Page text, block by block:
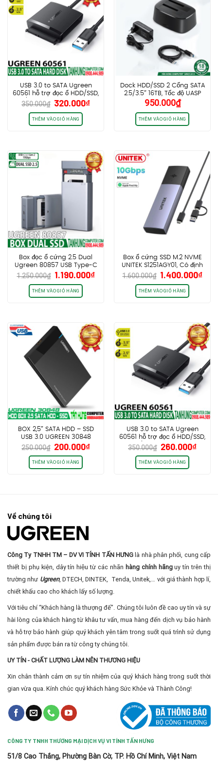
USB 3.0 to SATA Ugreen
60561 hỗ trợ đọc ổ HDD/SSD,
2.5”/3.5” – Kèm nguồn Sony
350.000₫ Giá
gốc
là:
350.000₫.
320.000₫Giá
THÊM VÀO GIỎ HÀNG
Dock HDD/SSD 2 Cổng SATA
2.5/3.5″ 16TB, Tốc độ UASP
6Gbps Ugreen 50857 –
950.000₫
THÊM VÀO GIỎ HÀNG
Box đọc ổ cứng 2.5 Dual
Ugreen 80857 USB Type-C
3.1 Gen 2, dung lượng SSD
2x 6TB.
1.250.000₫ Giá
gốc
là:
1.250.000₫.
1.190.000₫Giá
THÊM VÀO GIỎ HÀNG
Box ổ cứng SSD M.2 NVME
UNITEK S1251AGY01, Có định
vị toàn cầu Apple Fine My
1.600.000₫ Giá
gốc
là:
1.600.000₫.
1.400.000₫Giá
THÊM VÀO GIỎ HÀNG
BOX 2,5″ SATA HDD – SSD
USB 3.0 UGREEN 30848
250.000₫ Giá
gốc
là:
250.000₫.
200.000₫Giá
THÊM VÀO GIỎ HÀNG
USB 3.0 to SATA Ugreen
60561 hỗ trợ đọc ổ HDD/SSD,
2.5”/3.5” – Không kèm
nguồn
350.000₫ Giá
gốc
là:
350.000₫.
260.000₫Giá
THÊM VÀO GIỎ HÀNG
Về chúng tôi
Công Ty TNHH TM – DV VI TÍNH TẤN HƯNG là nhà phân phối, cung cấp
thiết bị phụ kiện, dây tín hiệu từ các nhãn hàng chính hãnguy tín trên thị
trường như Ugreen, DTECH, DINTEK, Tenda, Unitek,… với giá thành hợp lí,
chiết khấu cao cho khách lấy số lượng.
Với tiêu chí “Khách hàng là thượng đế”. Chúng tôi luôn đề cao uy tín và sự
hài lòng của khách hàng từ khâu tư vấn, mua hàng đến dịch vụ bảo hành
và hỗ trợ bảo hành giúp quý khách yên tâm trong suốt quá trình sử dụng
sản phẩm được bán ra từ công ty chúng tôi.
UY TÍN - CHẤT LƯỢNG LÀM NÊN THƯƠNG HIỆU
Xin chân thành cảm ơn sự tín nhiệm của quý khách hàng trong suốt thời
gian vừa qua. Kính chúc quý khách hàng Sức Khỏe và Thành Công!
CÔNG TY TNHH THƯƠNG MẠI DỊCH VỤ VI TÍNH TẤN HƯNG
51/8 Cao Thắng, Phường Bàn Cờ, TP. Hồ Chí Minh, Việt Nam